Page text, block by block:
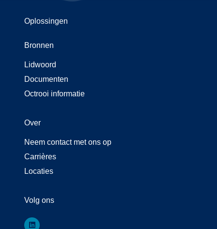
Oplossingen
Bronnen
Lidwoord
Documenten
Octrooi informatie
Over
Neem contact met ons op
Carrières
Locaties
Volg ons